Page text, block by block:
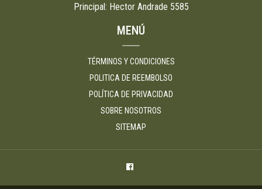
Principal: Hector Andrade 5585
MENÚ
TÉRMINOS Y CONDICIONES
POLITICA DE REEMBOLSO
POLÍTICA DE PRIVACIDAD
SOBRE NOSOTROS
SITEMAP